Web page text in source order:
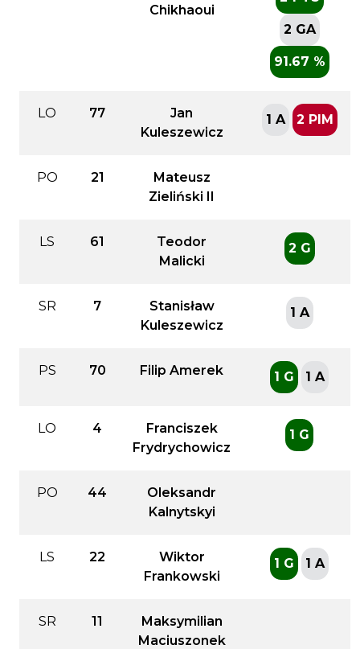
Chikhaoui
2 GA
91.67 %
LO 77
Jan
Kuleszewicz
1 A 2 PIM
PO 21
Mateusz
Zieliński II
LS 61
Teodor
Malicki
2 G
SR 7
Stanisław
Kuleszewicz
1 A
PS 70 Filip Amerek 1 G 1 A
LO 4
Franciszek
Frydrychowicz
1 G
PO 44
Oleksandr
Kalnytskyi
LS 22
Wiktor
Frankowski
1 G 1 A
SR 11
Maksymilian
Maciuszonek